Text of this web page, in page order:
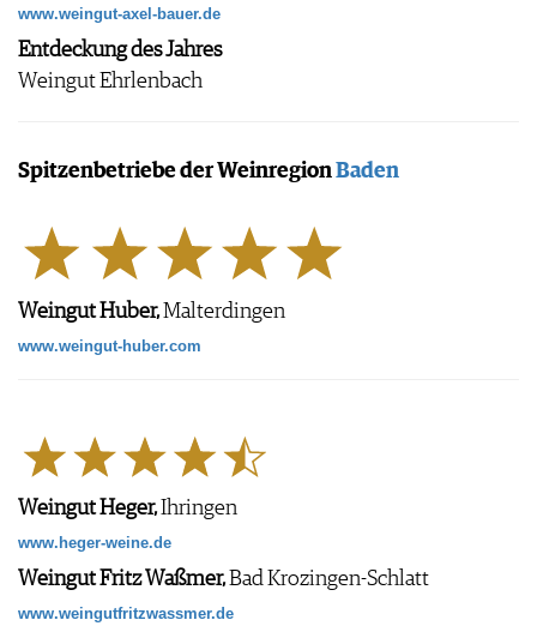
www.weingut-axel-bauer.de
Entdeckung des Jahres
Weingut Ehrlenbach
Spitzenbetriebe der WeinregionBaden
Weingut Huber,Malterdingen
www.weingut-huber.com
Weingut Heger,Ihringen
www.heger-weine.de
Weingut Fritz Waßmer,Bad Krozingen-Schlatt
www.weingutfritzwassmer.de